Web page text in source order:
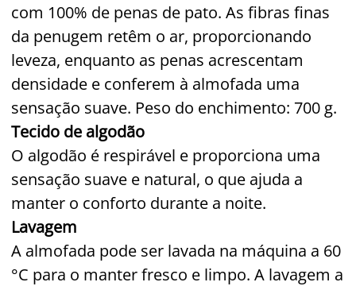
com 100% de penas de pato. As fibras finas
da penugem retêm o ar, proporcionando
leveza, enquanto as penas acrescentam
densidade e conferem à almofada uma
sensação suave. Peso do enchimento: 700 g.
Tecido de algodão
O algodão é respirável e proporciona uma
sensação suave e natural, o que ajuda a
manter o conforto durante a noite.
Lavagem
A almofada pode ser lavada na máquina a 60
°C para o manter fresco e limpo. A lavagem a